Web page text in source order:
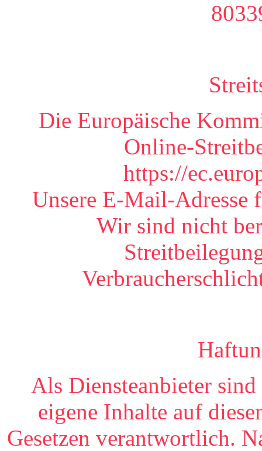
Die Europäische
Online-
https://
Unsere E-Mail-Adresse
Wir sind nicht
Als Diensteanbieter
eigene Inhalte auf
Gesetzen verantwortlich.